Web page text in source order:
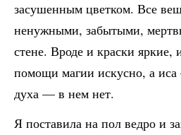
засушенным цветком. Все
ненужными, забытыми,
стене. Вроде и краски яркие,
помощи магии искусно, а
духа — в нем нет.
Я поставила на пол ведро и